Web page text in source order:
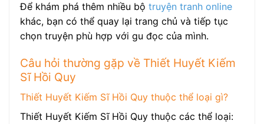
Để khám phá thêm nhiều bộ truyện tranh online
khác, bạn có thể quay lại trang chủ và tiếp tục
chọn truyện phù hợp với gu đọc của mình.
Câu hỏi thường gặp về Thiết Huyết Kiếm
Sĩ Hồi Quy
Thiết Huyết Kiếm Sĩ Hồi Quy thuộc thể loại gì?
Thiết Huyết Kiếm Sĩ Hồi Quy thuộc các thể loại: